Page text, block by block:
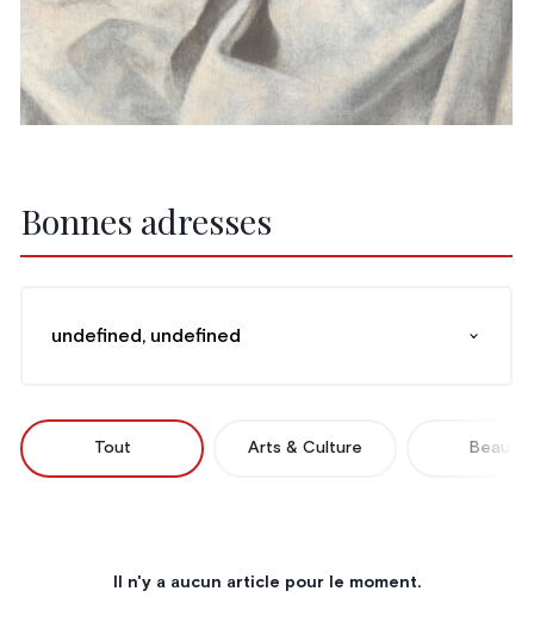
Bonnes adresses
undefined, undefined
Tout Arts & Culture Beauté
Il n'y a aucun article pour le moment.